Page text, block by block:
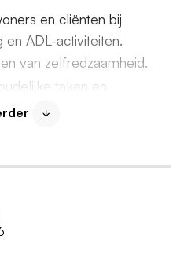
en cliënten bij
ADL-activiteiten.
van zelfredzaamheid.
taken en
in de gezondheid of